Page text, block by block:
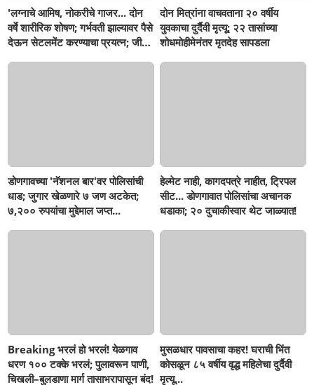
'लग्नाचे आमिष, नोकरीचे गाजर... दोन
वर्षे शारीरिक शोषण; गर्भवती झाल्यावर पैसे
देऊन सेटलमेंट करण्याचा प्रयत्न; जीवे
दोन मित्रांना वाचवताना २० वर्षीय
युवकाचा दुर्दैवी मृत्यू; २२ तासांच्या
शोधमोहीमेनंतर मृतदेह सापडला
डोणगावच्या 'नॅशनल बार'वर पोलिसांची
धाड; जुगार खेळणारे ७ जण अटकेत;
७,२०० रुपयांचा मुद्देमाल जप्त...
हेल्मेट नाही, कागदपत्रे नाहीत, ट्रिपल
सीट... डोणगावात पोलिसांचा अचानक
धडाका; २० दुचाकीस्वार थेट जाळ्यात!
Breaking भरलं हो भरलं! येळगाव
धरण १०० टक्के भरलं; पुलावरून पाणी,
चिखली–बुलडाणा मार्ग तासाभरापासून बंद!
मुसळधार पावसाचा कहर! घराची भिंत
कोसळून ८५ वर्षीय वृद्ध महिलेचा दुर्दैवी
मृत्यू...